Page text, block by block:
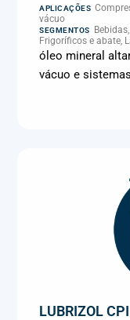
APLICAÇÕES
vácuo
SEGMENTOS
Frigoríficos e abate,
óleo mineral
vácuo e
LUBRIZOL